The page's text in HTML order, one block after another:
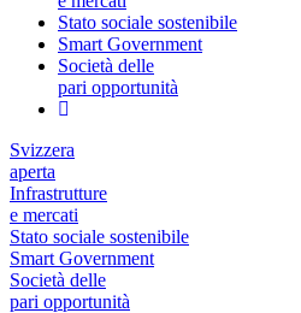
Stato sociale sostenibile
Smart Government
Società delle
pari opportunità
Svizzera
aperta
Infrastrutture
e mercati
Stato sociale sostenibile
Smart Government
Società delle
pari opportunità